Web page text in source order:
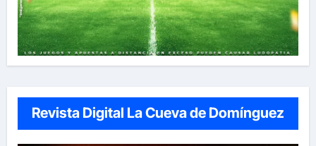
Revista Digital La Cueva de Domínguez